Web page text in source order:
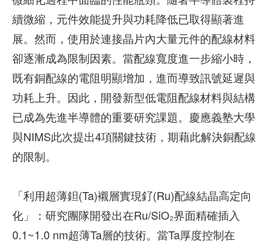
續微縮，元件效能提升與功耗降低已取得顯著進
展。然而，使用於連接晶片內大量元件的配線材料
卻逐漸成為限制因素。當配線寬度進一步縮小時，
既有銅配線的電阻明顯增加，進而導致訊號延遲與
功耗上升。因此，開發新型低電阻配線材料與結構
已成為先進半導體的重要研究課題。慶應義塾大學
與NIMS此次提出4項關鍵技術，期藉此解決銅配線
的限制。
「利用超薄鉭(Ta)襯層實現釕(Ru)配線結晶高定向
化」：研究團隊開發出在Ru/SiO₂界面精確插入
0.1~1.0 nm超薄Ta層的技術。當Ta厚度控制在